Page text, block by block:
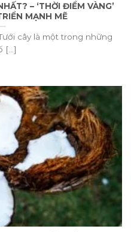
– ‘THỜI ĐIỂM VÀNG’
MẠNH MẼ
cây là một trong những
[...]